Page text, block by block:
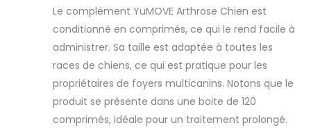
aisément au
quotidien et lui
apporte confort
et souplesse lors
des promenades,
jeux modérés et
activités
Renforcez les
Le complément YuMOVE Arthrose Chien est
conditionné en comprimés, ce qui le rend facile à
administrer. Sa taille est adaptée à toutes les
races de chiens, ce qui est pratique pour les
propriétaires de foyers multicanins. Notons que le
produit se présente dans une boite de 120
comprimés, idéale pour un traitement prolongé.